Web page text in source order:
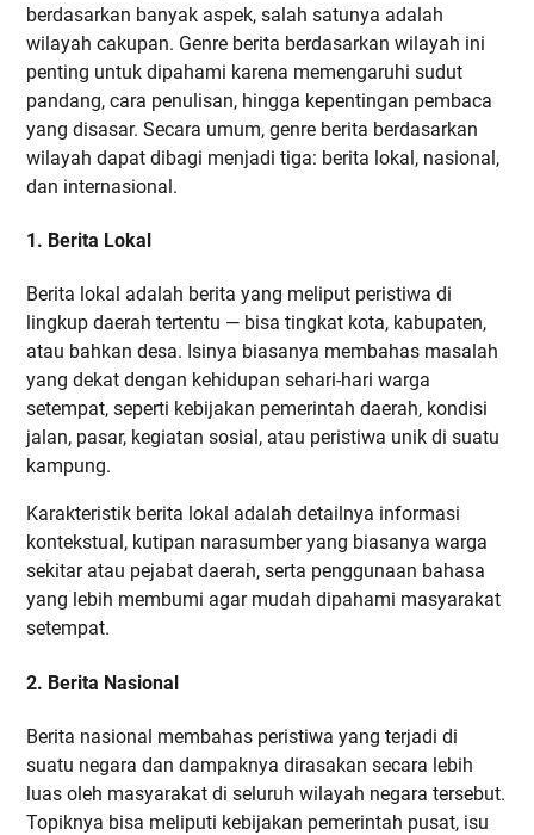
berdasarkan banyak aspek, salah satunya adalah
wilayah cakupan. Genre berita berdasarkan wilayah ini
penting untuk dipahami karena memengaruhi sudut
pandang, cara penulisan, hingga kepentingan pembaca
yang disasar. Secara umum, genre berita berdasarkan
wilayah dapat dibagi menjadi tiga: berita lokal, nasional,
dan internasional.
1. Berita Lokal
Berita lokal adalah berita yang meliput peristiwa di
lingkup daerah tertentu — bisa tingkat kota, kabupaten,
atau bahkan desa. Isinya biasanya membahas masalah
yang dekat dengan kehidupan sehari-hari warga
setempat, seperti kebijakan pemerintah daerah, kondisi
jalan, pasar, kegiatan sosial, atau peristiwa unik di suatu
kampung.
Karakteristik berita lokal adalah detailnya informasi
kontekstual, kutipan narasumber yang biasanya warga
sekitar atau pejabat daerah, serta penggunaan bahasa
yang lebih membumi agar mudah dipahami masyarakat
setempat.
2. Berita Nasional
Berita nasional membahas peristiwa yang terjadi di
suatu negara dan dampaknya dirasakan secara lebih
luas oleh masyarakat di seluruh wilayah negara tersebut.
Topiknya bisa meliputi kebijakan pemerintah pusat, isu